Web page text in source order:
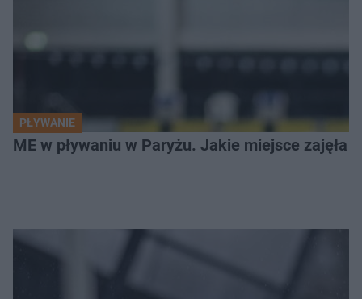
PŁYWANIE
ME w pływaniu w Paryżu. Jakie miejsce zajęła